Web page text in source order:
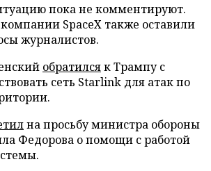
пока не комментируют.
SpaceX также оставили
журналистов.
обратилсяк Трампу с
сеть Starlink для атак по
на просьбу министра обороны
Федорова о помощи с работой